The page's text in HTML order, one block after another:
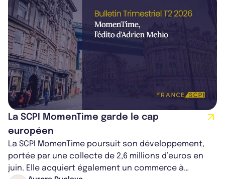
La SCPI MomenTime garde le cap
européen
La SCPI MomenTime poursuit son développement,
portée par une collecte de 2,6 millions d’euros en
juin. Elle acquiert également un commerce à